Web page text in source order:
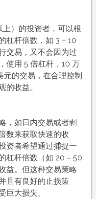
）的投资者，可以根
杠杆倍数，如 3 – 10
交易，又不会因为过
使用 5 倍杠杆，10 万
的交易，在合理控制
的收益。
，如日内交易或者剥
数来获取快速的收
资者希望通过捕捉一
杠杆倍数（如 20 – 50
益。但这种交易策略
且有良好的止损策
巨大损失。